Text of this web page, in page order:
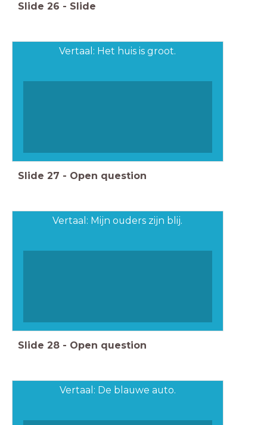
Slide 26 - Slide
Vertaal: Het huis is groot.
Slide 27 - Open question
Vertaal: Mijn ouders zijn blij.
Slide 28 - Open question
Vertaal: De blauwe auto.